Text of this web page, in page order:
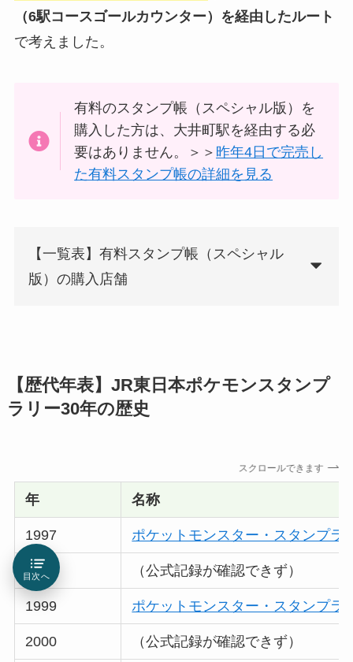
（6駅コースゴールカウンター）を経由したルート
で考えました。
有料のスタンプ帳（スペシャル版）を
購入した方は、大井町駅を経由する必
要はありません。＞＞ 昨年4日で完売し
た有料スタンプ帳の詳細を見る
【一覧表】有料スタンプ帳（スペシャル
版）の購入店舗
【歴代年表】JR東日本ポケモンスタンプ
ラリー30年の歴史
スクロールできます
年 名称
1997 ポケットモンスター・スタンプラ
1998 （公式記録が確認できず）
1999 ポケットモンスター・スタンプラ
2000 （公式記録が確認できず）
目次へ